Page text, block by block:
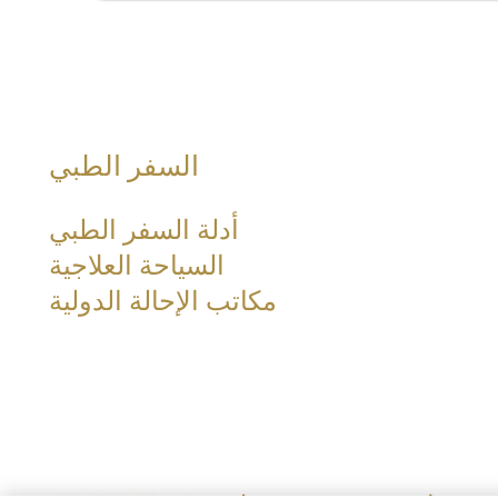
السفر الطبي
أدلة السفر الطبي
السياحة العلاجية
مكاتب الإحالة الدولية